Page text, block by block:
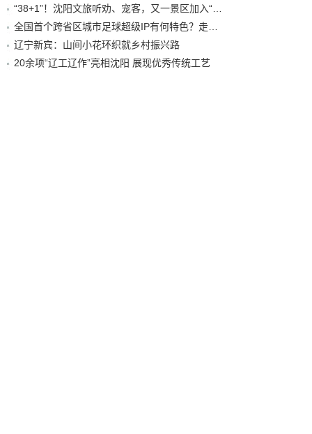
辽宁新宾：山间小花环织就乡村振兴路
20余项“辽工辽作”亮相沈阳 展现优秀传统工艺